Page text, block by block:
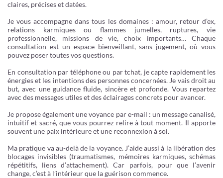
claires, précises et datées.
Je vous accompagne dans tous les domaines : amour, retour d’ex,
relations karmiques ou flammes jumelles, ruptures, vie
professionnelle, missions de vie, choix importants… Chaque
consultation est un espace bienveillant, sans jugement, où vous
pouvez poser toutes vos questions.
En consultation par téléphone ou par tchat, je capte rapidement les
énergies et les intentions des personnes concernées. Je vais droit au
but, avec une guidance fluide, sincère et profonde. Vous repartez
avec des messages utiles et des éclairages concrets pour avancer.
Je propose également une voyance par e-mail : un message canalisé,
intuitif et sacré, que vous pourrez relire à tout moment. Il apporte
souvent une paix intérieure et une reconnexion à soi.
Ma pratique va au-delà de la voyance. J’aide aussi à la libération des
blocages invisibles (traumatismes, mémoires karmiques, schémas
répétitifs, liens d’attachement). Car parfois, pour que l’avenir
change, c’est à l’intérieur que la guérison commence.